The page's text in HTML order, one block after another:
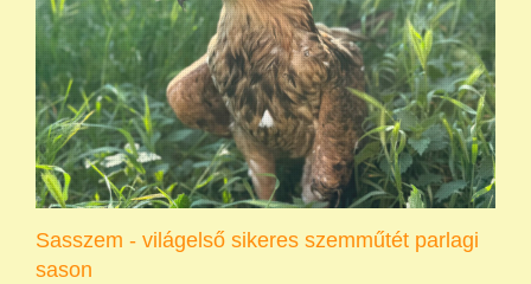
Sasszem - világelső sikeres szemműtét parlagi
sason